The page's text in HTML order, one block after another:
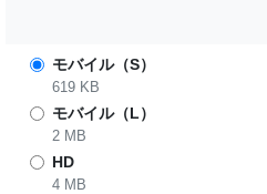
モバイル（S）
619 KB
モバイル（L）
2 MB
HD
4 MB